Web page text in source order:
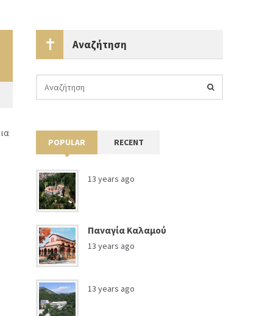
Αναζήτηση
POPULAR RECENT
13 years ago
Παναγία Καλαμού
13 years ago
13 years ago